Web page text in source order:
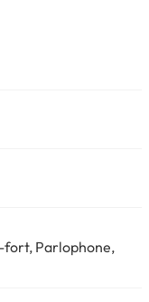
fort, Parlophone,